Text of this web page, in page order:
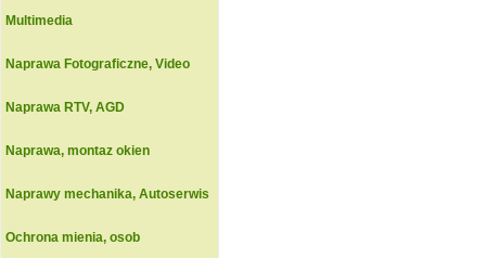
Multimedia
Naprawa Fotograficzne, Video
Naprawa RTV, AGD
Naprawa, montaz okien
Naprawy mechanika, Autoserwis
Ochrona mienia, osob